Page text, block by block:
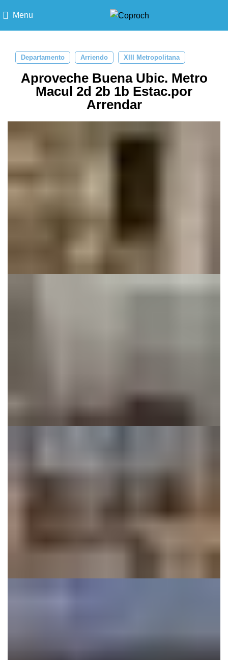
Menu
Departamento Arriendo XIII Metropolitana
Aproveche Buena Ubic. Metro
Macul 2d 2b 1b Estac.por
Arrendar